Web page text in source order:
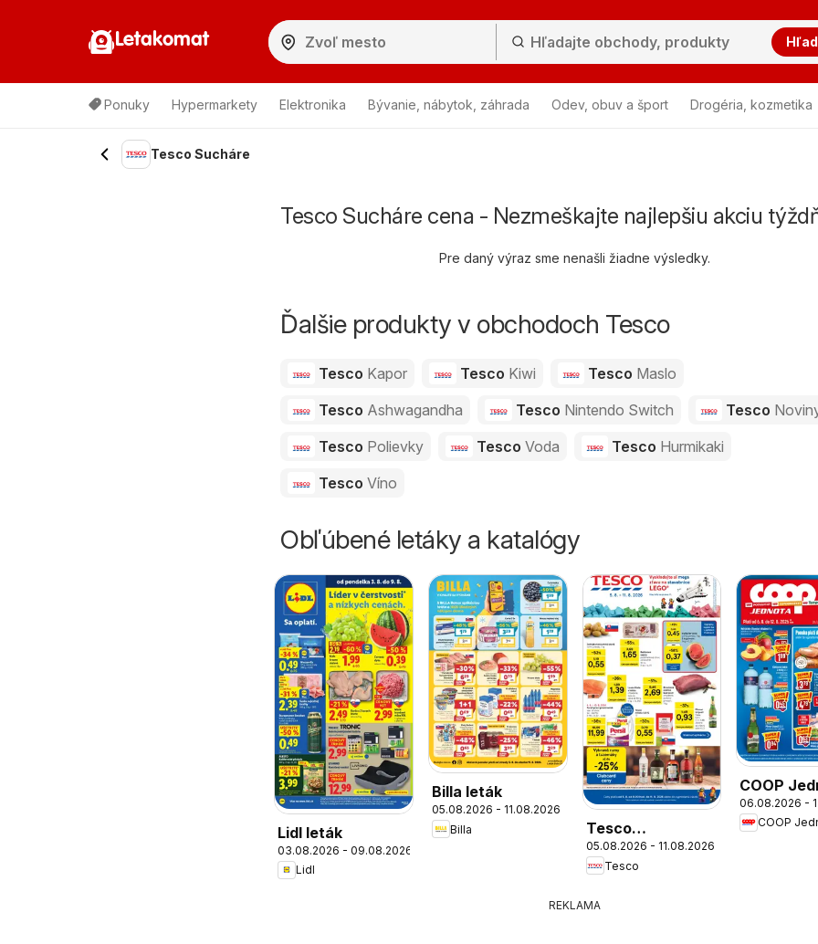
Letakomat
Ponuky Hypermarkety Elektronika Bývanie, nábytok, záhrada Odev, obuv a šport Drogéria, kozmetika
Tesco Sucháre
Tesco Sucháre cena - Nezmeškajte najlepšiu akciu
Pre daný výraz sme nenašli žiadne výsledky.
Ďalšie produkty v obchodoch Tesco
Tesco Kapor Tesco Kiwi Tesco Maslo
Tesco Ashwagandha Tesco Nintendo Switch Tesco
Tesco Polievky Tesco Voda Tesco Hurmikaki
Tesco Víno
Obľúbené letáky a katalógy
Lidl leták
03.08.2026 - 09.08.2026
Lidl
Billa leták
05.08.2026 - 11.08.2026
Billa
Tesco
Hypermarket -
leták
05.08.2026 - 11.08.2026
Tesco
COOP
leták
06.08.2026 -
COOP
REKLAMA